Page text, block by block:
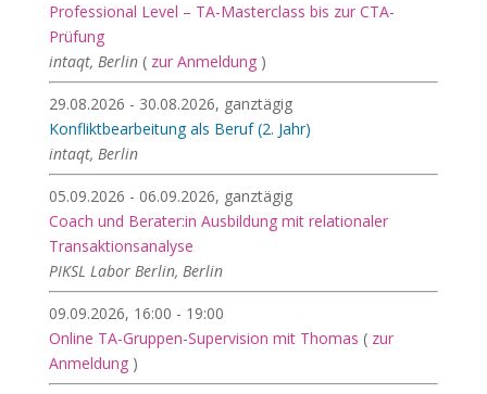
Professional Level – TA-Masterclass bis zur CTA-
Prüfung
intaqt, Berlin ( zur Anmeldung)
29.08.2026 - 30.08.2026, ganztägig
Konfliktbearbeitung als Beruf (2. Jahr)
intaqt, Berlin
05.09.2026 - 06.09.2026, ganztägig
Coach und Berater:in Ausbildung mit relationaler
Transaktionsanalyse
PIKSL Labor Berlin, Berlin
09.09.2026, 16:00 - 19:00
Online TA-Gruppen-Supervision mit Thomas ( zur
Anmeldung)